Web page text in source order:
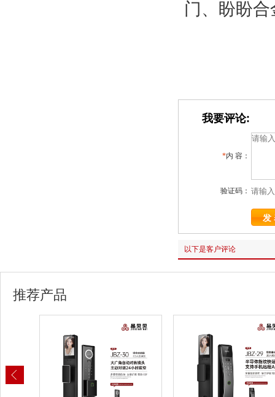
门、盼盼
我要评论:
*内 容：
验证码：
以下是客户评论
推荐产品